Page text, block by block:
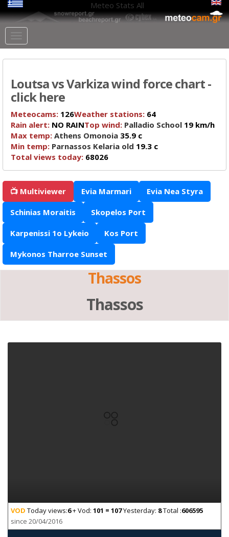
Meteo Stats All
Loutsa vs Varkiza wind force chart -
click here
Meteocams: 126Weather stations: 64
Rain alert: NO RAINTop wind: Palladio School 19 km/h
Max temp: Athens Omonoia 35.9 c
Min temp: Parnassos Kelaria old 19.3 c
Total views today: 68026
📺 Multiviewer Evia Marmari Evia Nea Styra
Schinias Moraitis Skopelos Port
Karpenissi 1o Lykeio Kos Port
Mykonos Tharroe Sunset
Thassos
Thassos
VOD Today views:6+ Vod: 101 = 107Yesterday: 8Total :606595
since 20/04/2016